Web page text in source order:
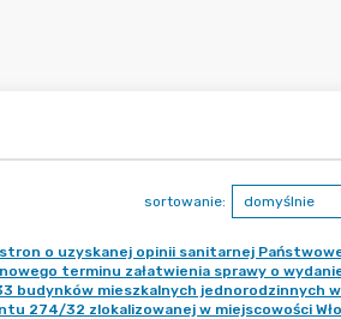
sortowanie:
o uzyskanej opinii sanitarnej
terminu załatwienia sprawy o
budynków mieszkalnych jednorodzinnych
274/32 zlokalizowanej w miejscowości